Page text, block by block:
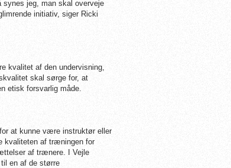
jeg, man skal overveje
initiativ, siger Ricki
kvalitet af den undervisning,
skal sørge for, at
etisk forsvarlig måde.
at kunne være instruktør eller
kvaliteten af træningen for
af trænere. I Vejle
en af de større